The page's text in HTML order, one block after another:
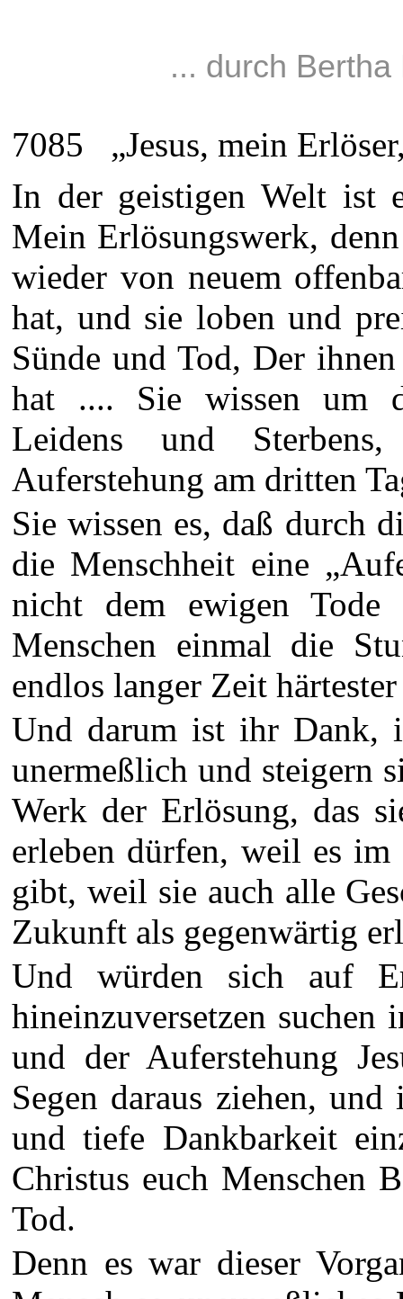
... durch
7085 „Jesus, mein
In der geistigen Welt ist
Mein Erlösungswerk,
wieder von neuem
hat, und sie loben und
Sünde und Tod, Der
hat .... Sie wissen um
Leidens und
Auferstehung am dritten
Sie wissen es, daß durch
die Menschheit eine
nicht dem ewigen
Menschen einmal die
endlos langer Zeit
Und darum ist ihr Dank,
unermeßlich und steigern
Werk der Erlösung, das
erleben dürfen, weil es
gibt, weil sie auch alle
Zukunft als gegenwärtig
Und würden sich auf
hineinzuversetzen suchen
und der Auferstehung
Segen daraus ziehen,
und tiefe Dankbarkeit
Christus euch Menschen
Tod.
Denn es war dieser